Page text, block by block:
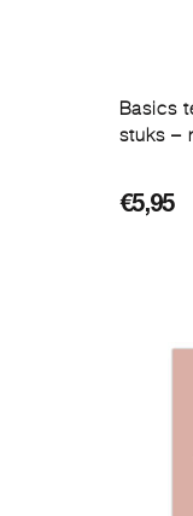
Basics
stuks –
€5,95